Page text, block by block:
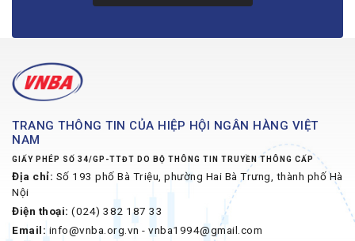
TRANG THÔNG TIN CỦA HIỆP HỘI NGÂN HÀNG VIỆT
NAM
GIẤY PHÉP SỐ 34/GP-TTĐT DO BỘ THÔNG TIN TRUYỀN THÔNG CẤP
Địa chỉ: Số 193 phố Bà Triệu, phường Hai Bà Trưng, thành phố Hà
Nội
Điện thoại: (024) 382 187 33
Email: info@vnba.org.vn - vnba1994@gmail.com